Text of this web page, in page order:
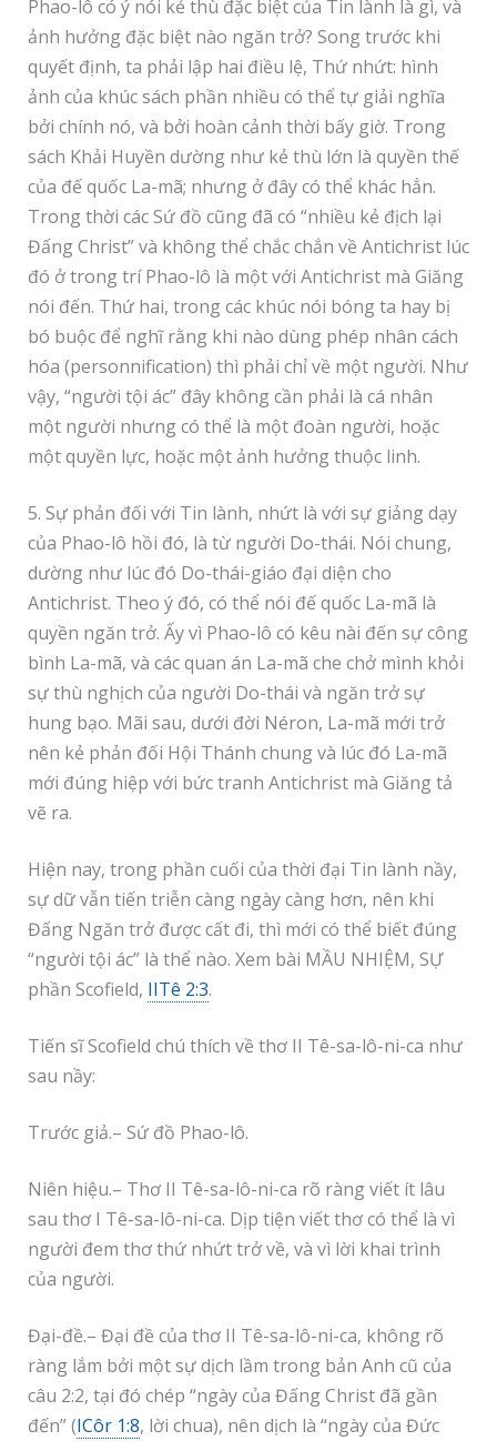
Phao-lô có ý nói kẻ thù đặc biệt của Tin lành là gì, và
ảnh hưởng đặc biệt nào ngăn trở? Song trước khi
quyết định, ta phải lập hai điều lệ, Thứ nhứt: hình
ảnh của khúc sách phần nhiều có thể tự giải nghĩa
bởi chính nó, và bởi hoàn cảnh thời bấy giờ. Trong
sách Khải Huyền dường như kẻ thù lớn là quyền thế
của đế quốc La-mã; nhưng ở đây có thể khác hẳn.
Trong thời các Sứ đồ cũng đã có “nhiều kẻ địch lại
Đấng Christ” và không thể chắc chắn về Antichrist lúc
đó ở trong trí Phao-lô là một với Antichrist mà Giăng
nói đến. Thứ hai, trong các khúc nói bóng ta hay bị
bó buộc để nghĩ rằng khi nào dùng phép nhân cách
hóa (personnification) thì phải chỉ về một người. Như
vậy, “người tội ác” đây không cần phải là cá nhân
một người nhưng có thể là một đoàn người, hoặc
một quyền lực, hoặc một ảnh hưởng thuộc linh.
5. Sự phản đối với Tin lành, nhứt là với sự giảng dạy
của Phao-lô hồi đó, là từ người Do-thái. Nói chung,
dường như lúc đó Do-thái-giáo đại diện cho
Antichrist. Theo ý đó, có thể nói đế quốc La-mã là
quyền ngăn trở. Ấy vì Phao-lô có kêu nài đến sự công
bình La-mã, và các quan án La-mã che chở mình khỏi
sự thù nghịch của người Do-thái và ngăn trở sự
hung bạo. Mãi sau, dưới đời Néron, La-mã mới trở
nên kẻ phản đối Hội Thánh chung và lúc đó La-mã
mới đúng hiệp với bức tranh Antichrist mà Giăng tả
vẽ ra.
Hiện nay, trong phần cuối của thời đại Tin lành nầy,
sự dữ vẫn tiến triễn càng ngày càng hơn, nên khi
Đấng Ngăn trở được cất đi, thì mới có thể biết đúng
“người tội ác” là thể nào. Xem bài MẦU NHIỆM, SỰ
phần Scofield, IITê 2:3.
Tiến sĩ Scofield chú thích về thơ II Tê-sa-lô-ni-ca như
sau nầy:
Trước giả.– Sứ đồ Phao-lô.
Niên hiệu.– Thơ II Tê-sa-lô-ni-ca rõ ràng viết ít lâu
sau thơ I Tê-sa-lô-ni-ca. Dịp tiện viết thơ có thể là vì
người đem thơ thứ nhứt trở về, và vì lời khai trình
của người.
Đại-đề.– Đại đề của thơ II Tê-sa-lô-ni-ca, không rõ
ràng lắm bởi một sự dịch lầm trong bản Anh cũ của
câu 2:2, tại đó chép “ngày của Đấng Christ đã gần
đến” (ICôr 1:8, lời chua), nên dịch là “ngày của Đức